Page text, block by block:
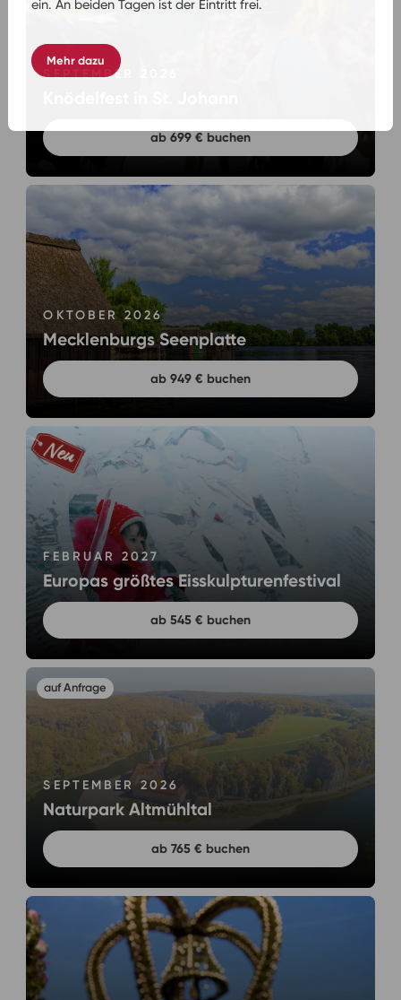
SEPTEMBER 2026
ab 699 € buchen
OKTOBER 2026
Mecklenburgs Seenplatte
ab 949 € buchen
FEBRUAR 2027
Europas größtes Eisskulpturenfestival
ab 545 € buchen
SEPTEMBER 2026
Naturpark Altmühltal
ab 765 € buchen
ein. An beiden Tagen ist der Eintritt frei.
Mehr dazu